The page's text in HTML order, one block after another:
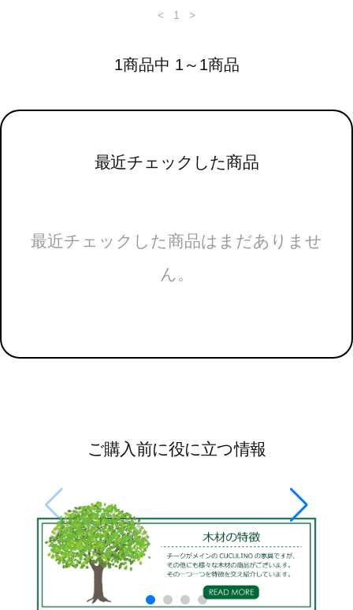
< 1 >
1商品中 1～1商品
最近チェックした商品
最近チェックした商品はまだありませ
ん。
ご購入前に役に立つ情報